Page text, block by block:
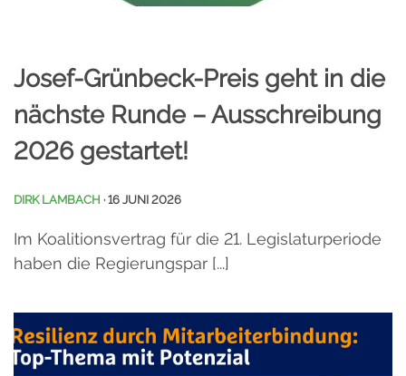
Josef-Grünbeck-Preis geht in die
nächste Runde – Ausschreibung
2026 gestartet!
DIRK LAMBACH · 16 JUNI 2026
Im Koalitionsvertrag für die 21. Legislaturperiode
haben die Regierungspar [...]